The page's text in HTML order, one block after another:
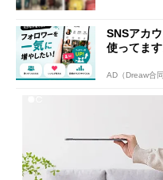
SNSアカ
使ってます
AD（Dreaw合同